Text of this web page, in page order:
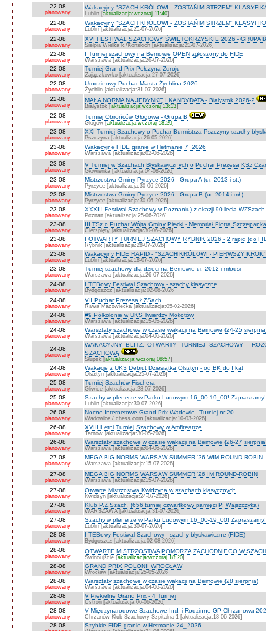
22-08
planowany
Wakacyjny "SZACH KRÓLOWI - ZOSTAŃ MISTRZEM"
Lublin [aktualizacja:wczoraj 11:40]
22-08
planowany
Wakacyjny "SZACH KRÓLOWI - ZOSTAŃ MISTRZEM"
Lublin [aktualizacja:21-07-2026]
22-08
planowany
XVI FESTIWAL SZACHOWY ŚWIĘTOKRZYSKIE 2026 - GRUPA B
Sielpia Wielka k./Końskich [aktualizacja:21-07-2026]
22-08
planowany
I Turniej szachowy na Bemowie OPEN zgłoszony do FIDE
Warszawa [aktualizacja:26-07-2026]
22-08
planowany
Turniej Grand Prix Połczyna-Zdroju
Zajączkówko [aktualizacja:27-07-2026]
22-08
planowany
Urodzinowy Puchar Miasta Żychlina 2026
Żychlin [aktualizacja:31-07-2026]
22-08
planowany
MAŁA NORMA NA JEDYNKĘ I KANDYDATA - Białystok 2026-2
Białystok [aktualizacja:wczoraj 13:13]
22-08
planowany
Turniej Obrońców Głogowa - Grupa B
Głogów [aktualizacja:wczoraj 18:29]
23-08
planowany
XXI Turniej Szachowy o Puchar Burmistrza Pszczyny szachy
Pszczyna [aktualizacja:26-05-2026]
23-08
planowany
Wakacyjne FIDE granie w Hetmanie 7_2026
Warszawa [aktualizacja:02-06-2026]
23-08
planowany
V Turniej w Szachach Błyskawicznych o Puchar Prezesa KSz
Głowienka [aktualizacja:04-08-2026]
23-08
planowany
Mistrzostwa Gminy Pyrzyce 2026 - Grupa A (ur. 2013 i st.)
Pyrzyce [aktualizacja:30-06-2026]
23-08
planowany
Mistrzostwa Gminy Pyrzyce 2026 - Grupa B (ur. 2014 i mł.)
Pyrzyce [aktualizacja:30-06-2026]
23-08
planowany
XXXIII Festiwal Szachowy w Poznaniu) z okazji 90-lecia WZSzach
Poznań [aktualizacja:25-06-2026]
23-08
planowany
III TSz o Puchar Wójta Gminy Piecki - Memoriał Piotra
Cierzpięty [aktualizacja:30-06-2026]
23-08
planowany
I OTWARTY TURNIEJ SZACHOWY RYBNIK 2026 - 2 rapid (do
Rybnik [aktualizacja:28-07-2026]
23-08
planowany
Wakacyjny FIDE RAPID - "SZACH KRÓLOWI - PIERWSZY
Lublin [aktualizacja:18-07-2026]
23-08
planowany
Turniej szachowy dla dzieci na Bemowie ur. 2012 i młodsi
Warszawa [aktualizacja:26-07-2026]
24-08
planowany
I TEBowy Festiwal Szachowy - szachy klasyczne
Bydgoszcz [aktualizacja:02-08-2026]
24-08
planowany
VII Puchar Prezesa ŁZSach
Rawa Mazowiecka [aktualizacja:05-02-2026]
24-08
planowany
#9 Półkolonie w UKS Twierdzy Mokotów
Warszawa [aktualizacja:15-05-2026]
24-08
planowany
Warsztaty szachowe w czasie wakacji na Bemowie (24-25
Warszawa [aktualizacja:04-06-2026]
24-08
planowany
WAKACYJNY BLITZ. OTWARTY TURNIEJ SZACHOWY -
SZACHOWĄ
Słupsk [aktualizacja:wczoraj 08:57]
24-08
planowany
Wakacje z UKS Debiut Dziesiątka Olsztyn - od BK do I kat
Olsztyn [aktualizacja:25-07-2026]
25-08
planowany
Turniej Szachów Fischera
Gliwice [aktualizacja:28-07-2026]
25-08
planowany
Szachy w plenerze w Parku Ludowym 16_00-19_00! Zapraszamy!
Lublin [aktualizacja:30-07-2026]
26-08
planowany
Nocne Internetowe Grand Prix Wadowic - Turniej nr 20
Wadowice / chess.com [aktualizacja:10-03-2026]
26-08
planowany
XVIII Letni Turniej Szachowy w Amfiteatrze
Tarnów [aktualizacja:30-05-2026]
26-08
planowany
Warsztaty szachowe w czasie wakacji na Bemowie (26-27
Warszawa [aktualizacja:04-06-2026]
27-08
planowany
MEGA BIG NORMS WARSAW SUMMER '26 WIM ROUND-ROBIN
Warszawa [aktualizacja:15-07-2026]
27-08
planowany
MEGA BIG NORMS WARSAW SUMMER '26 IM ROUND-ROBIN
Warszawa [aktualizacja:15-07-2026]
27-08
planowany
Otwarte Mistrzostwa Kwidzyna w szachach klasycznych
Kwidzyn [aktualizacja:24-07-2026]
27-08
planowany
Klub P.Z.Szach. (656 turniej czwartkowy pamięci P. Wajszczyka)
WARSZAWA [aktualizacja:31-07-2026]
27-08
planowany
Szachy w plenerze w Parku Ludowym 16_00-19_00! Zapraszamy!
Lublin [aktualizacja:30-07-2026]
28-08
planowany
I TEBowy Festiwal Szachowy - szachy błyskawiczne (FIDE)
Bydgoszcz [aktualizacja:02-08-2026]
28-08
planowany
OTWARTE MISTRZOSTWA POMORZA ZACHODNIEGO W
Świnoujście [aktualizacja:wczoraj 18:20]
28-08
planowany
GRAND PRIX POLONII WROCŁAW
Wrocław [aktualizacja:25-05-2026]
28-08
planowany
Warsztaty szachowe w czasie wakacji na Bemowie (28 sierpnia)
Warszawa [aktualizacja:04-06-2026]
28-08
planowany
V Piekielne Grand Prix - 4 Turniej
Ustroń [aktualizacja:06-06-2026]
28-08
planowany
V Międzynarodowe Szachowe Ind. i Rodzinne GP Chrzanowa
Chrzanów Klub Szachowy Szpitalna 1 [aktualizacja:18-06-2026]
28-08 Szybkie FIDE granie w Hetmanie 24_2026